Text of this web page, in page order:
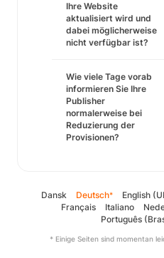
Ihre Website
aktualisiert wird und
dabei möglicherweise
nicht verfügbar ist?
Wie viele Tage vorab
informieren Sie Ihre
Publisher
normalerweise bei
Reduzierung der
Provisionen?
Dansk Deutsch* English
Français
Italiano
Português
* Einige Seiten sind momentan